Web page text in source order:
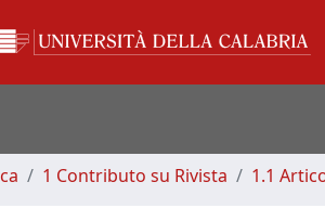
1 Contributo su Rivista 1.1